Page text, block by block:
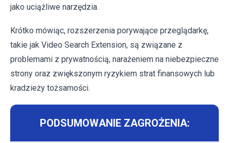
jako uciążliwe narzędzia.
Krótko mówiąc, rozszerzenia porywające przeglądarkę,
takie jak Video Search Extension, są związane z
problemami z prywatnością, narażeniem na niebezpieczne
strony oraz zwiększonym ryzykiem strat finansowych lub
kradzieży tożsamości.
PODSUMOWANIE ZAGROŻENIA: